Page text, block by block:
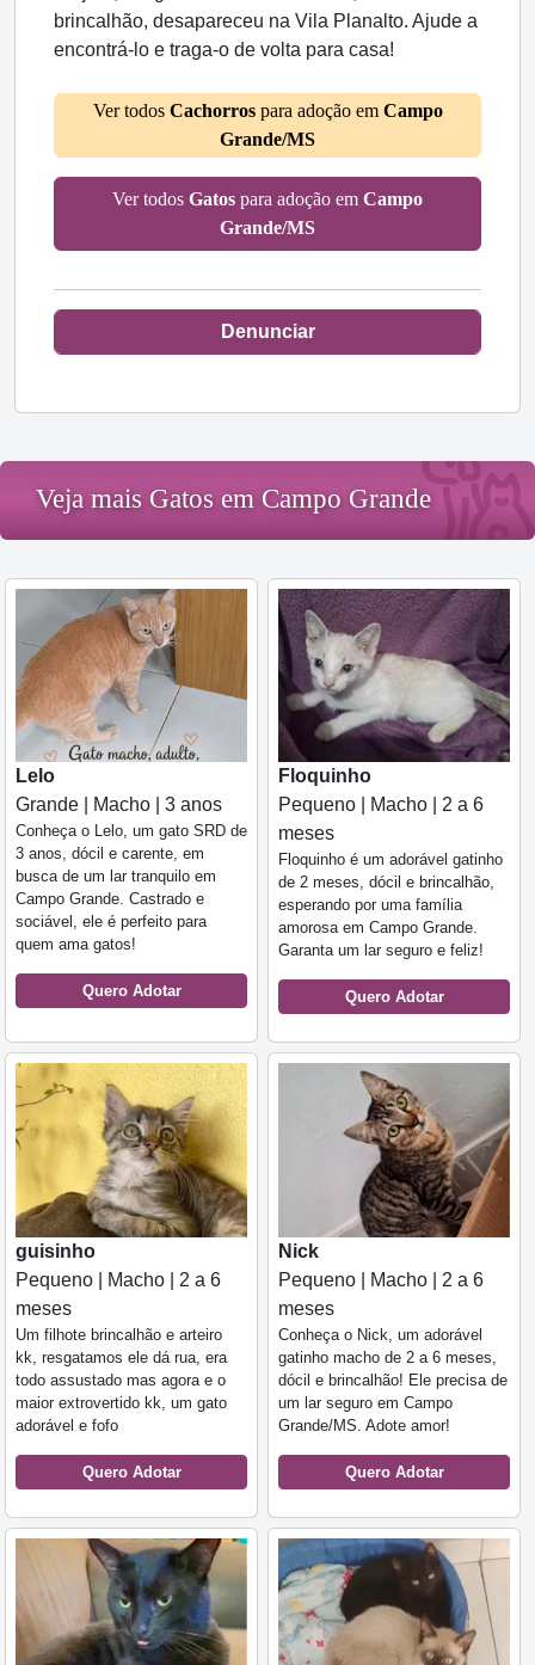
brincalhão, desapareceu na Vila Planalto. Ajude a
encontrá-lo e traga-o de volta para casa!
Ver todos Cachorrospara adoção em Campo
Grande/MS
Ver todos Gatos para adoção em Campo
Grande/MS
Denunciar
Veja mais Gatos em Campo Grande
Lelo
Grande | Macho | 3 anos
Conheça o Lelo, um gato SRD de
3 anos, dócil e carente, em
busca de um lar tranquilo em
Campo Grande. Castrado e
sociável, ele é perfeito para
quem ama gatos!
Quero Adotar
Floquinho
Pequeno | Macho | 2 a 6
meses
Floquinho é um adorável gatinho
de 2 meses, dócil e brincalhão,
esperando por uma família
amorosa em Campo Grande.
Garanta um lar seguro e feliz!
Quero Adotar
guisinho
Pequeno | Macho | 2 a 6
meses
Um filhote brincalhão e arteiro
kk, resgatamos ele dá rua, era
todo assustado mas agora e o
maior extrovertido kk, um gato
adorável e fofo
Quero Adotar
Nick
Pequeno | Macho | 2 a 6
meses
Conheça o Nick, um adorável
gatinho macho de 2 a 6 meses,
dócil e brincalhão! Ele precisa de
um lar seguro em Campo
Grande/MS. Adote amor!
Quero Adotar